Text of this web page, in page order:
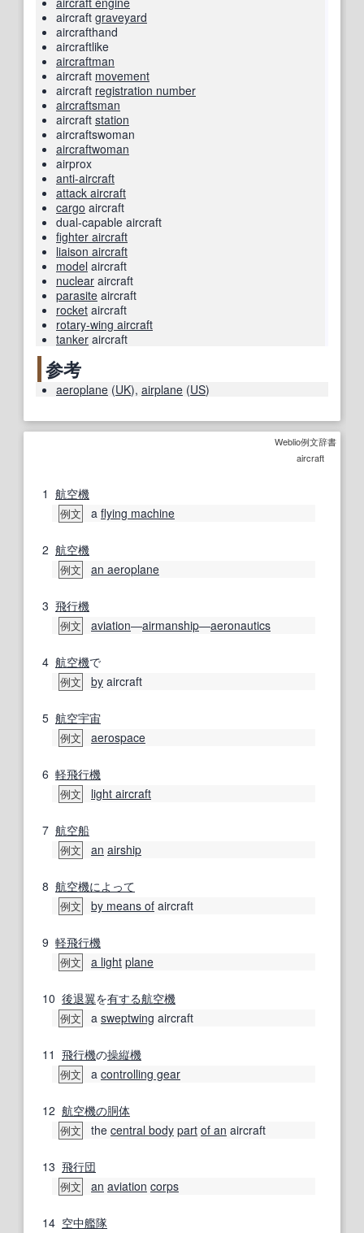
aircraft graveyard
aircrafthand
aircraftlike
aircraftman
aircraft movement
aircraft registration number
aircraftsman
aircraft station
aircraftswoman
aircraftwoman
airprox
anti-aircraft
attack aircraft
cargo aircraft
dual-capable aircraft
fighter aircraft
liaison aircraft
model aircraft
nuclear aircraft
parasite aircraft
rocket aircraft
rotary-wing aircraft
tanker aircraft
参考
aeroplane (UK), airplane (US)
Weblio例文辞書
aircraft
1 航空機
例文 a flying machine
2 航空機
例文 an aeroplane
3 飛行機
例文 aviation―airmanship―aeronautics
4 航空機で
例文 by aircraft
5 航空宇宙
例文 aerospace
6 軽飛行機
例文 light aircraft
7 航空船
例文 an airship
8 航空機によって
例文 by means of aircraft
9 軽飛行機
例文 a light plane
10 後退翼を有する航空機
例文 a sweptwing aircraft
11 飛行機の操縦機
例文 a controlling gear
12 航空機の胴体
例文 the central body part of an aircraft
13 飛行団
例文 an aviation corps
14 空中艦隊